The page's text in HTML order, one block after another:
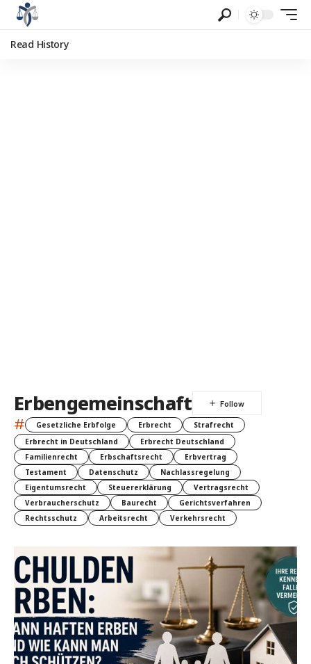
Read History
Erbengemeinschaft
# Gesetzliche Erbfolge Erbrecht
Strafrecht
Erbrecht in Deutschland
Erbrecht Deutschland
Familienrecht
Erbschaftsrecht
Erbvertrag
Testament
Datenschutz
Nachlassregelung
Eigentumsrecht
Steuererklärung
Vertragsrecht
Verbraucherschutz
Baurecht
Gerichtsverfahren
Rechtsschutz
Arbeitsrecht Verkehrsrecht